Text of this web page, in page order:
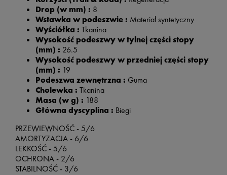
Drop (w mm) : 8
Wstawka w podeszwie : Materiał syntetyczny
Wyściółka : Tkanina
Wysokość podeszwy w tylnej części stopy
(mm) : 26.5
Wysokość podeszwy w przedniej części stopy
(mm) : 19
Podeszwa zewnętrzna : Guma
Cholewka : Tkanina
Masa (w g) : 188
Główna dyscyplina : Biegi
PRZEWIEWNOŚĆ - 5/6
AMORTYZACJA - 6/6
LEKKOŚĆ - 5/6
OCHRONA - 2/6
STABILNOŚĆ - 3/6